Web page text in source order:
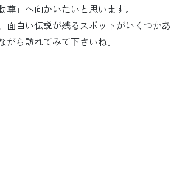
尊」へ向かいたいと思います。
面白い伝説が残るスポットがいくつかあ
がら訪れてみて下さいね。